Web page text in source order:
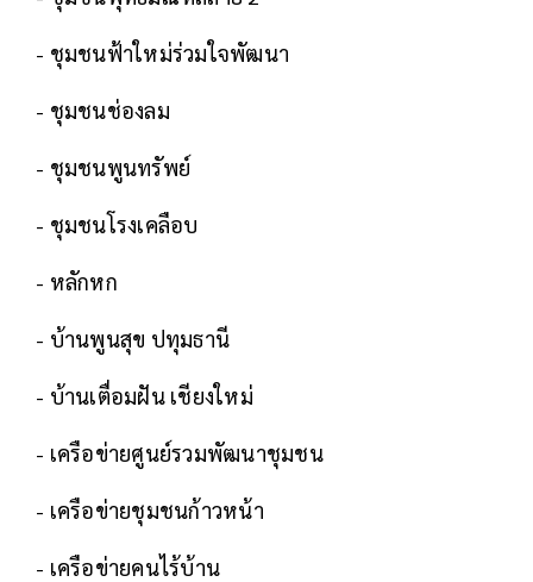
- ชุมชนฟ้าใหม่ร่วมใจพัฒนา
- ชุมชนช่องลม
- ชุมชนพูนทรัพย์
- ชุมชนโรงเคลือบ
- หลักหก
- บ้านพูนสุข ปทุมธานี
- บ้านเตื่อมฝัน เชียงใหม่
- เครือข่ายศูนย์รวมพัฒนาชุมชน
- เครือข่ายชุมชนก้าวหน้า
- เครือข่ายคนไร้บ้าน